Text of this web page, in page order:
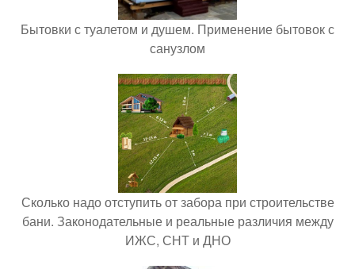
Бытовки с туалетом и душем. Применение бытовок с
санузлом
Сколько надо отступить от забора при строительстве
бани. Законодательные и реальные различия между
ИЖС, СНТ и ДНО